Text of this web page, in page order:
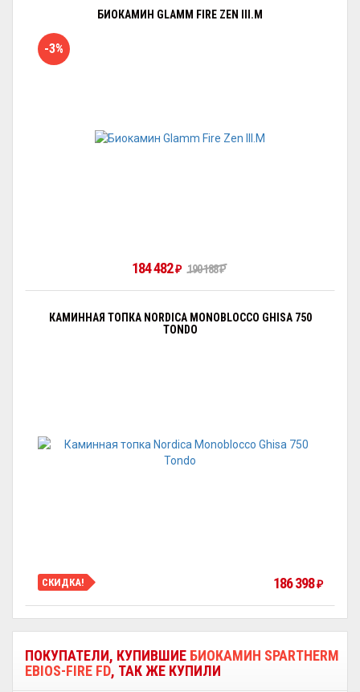
БИОКАМИН GLAMM FIRE ZEN III.M
-3%
184 482 ₽ 190 188₽
КАМИННАЯ ТОПКА NORDICA MONOBLOCCO GHISA 750
TONDO
СКИДКА! 186 398 ₽
ПОКУПАТЕЛИ, КУПИВШИЕ БИОКАМИН SPARTHERM
EBIOS-FIRE FD, ТАК ЖЕ КУПИЛИ